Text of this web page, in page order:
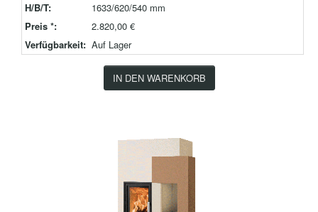
H/B/T:
1633/620/540 mm
Preis *:
2.820,00 €
Verfügbarkeit: Auf Lager
IN DEN WARENKORB